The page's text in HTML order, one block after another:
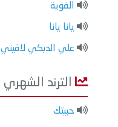
القوية
يانا يانا
علي الدبكي لاقيني
الترند الشهري
حبيتك